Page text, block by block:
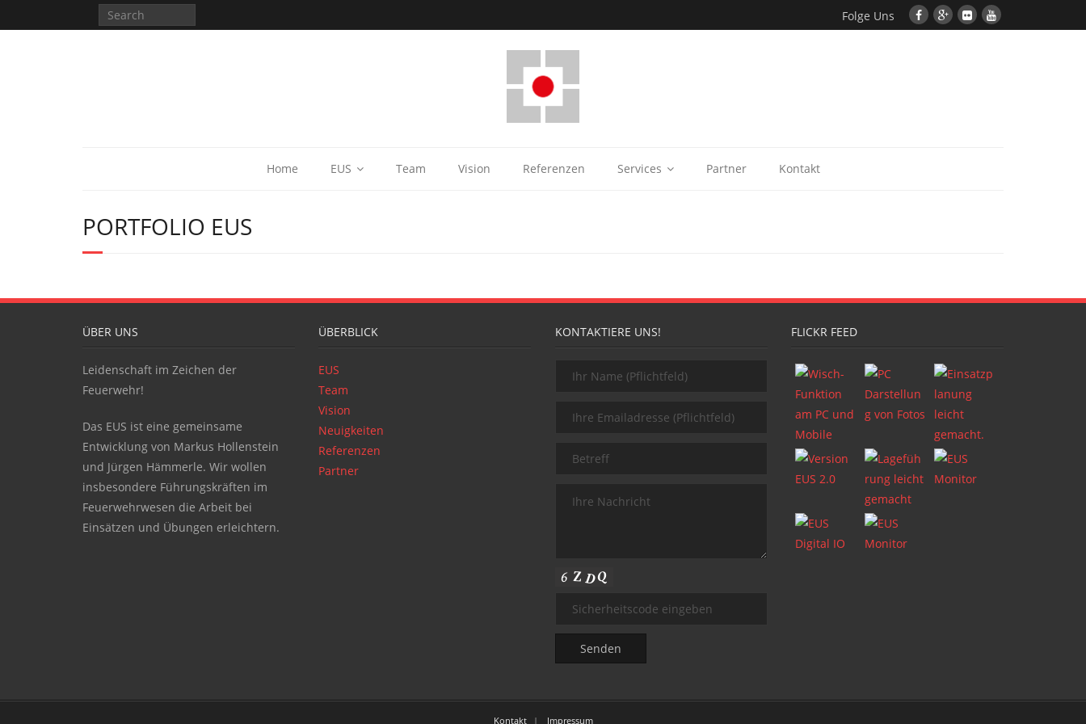
Folge Uns
Home EUS Team Vision Referenzen Services Partner Kontakt
PORTFOLIO EUS
ÜBER UNS
Leidenschaft im Zeichen der
Feuerwehr!
Das EUS ist eine gemeinsame
Entwicklung von Markus Hollenstein
und Jürgen Hämmerle. Wir wollen
insbesondere Führungskräften im
Feuerwehrwesen die Arbeit bei
Einsätzen und Übungen erleichtern.
ÜBERBLICK
EUS
Team
Vision
Neuigkeiten
Referenzen
Partner
KONTAKTIERE UNS! FLICKR FEED
Kontakt Impressum